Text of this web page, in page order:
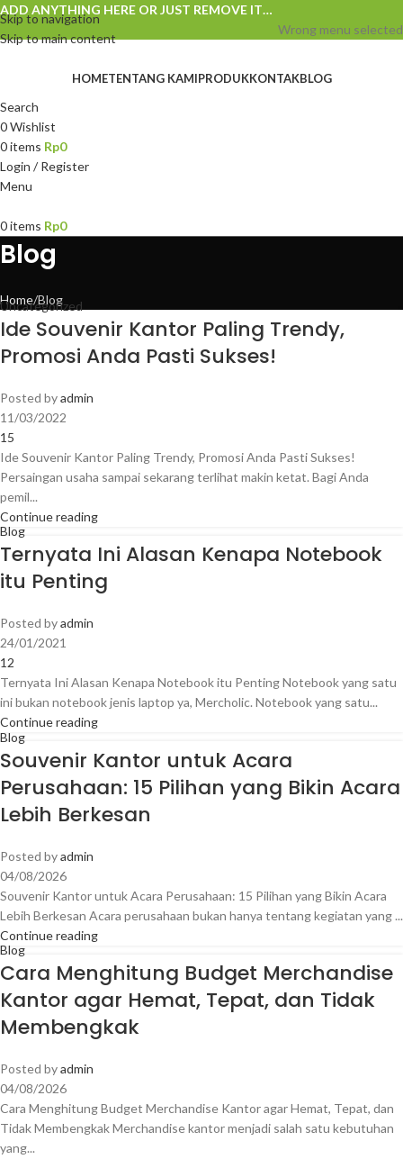
Skip to navigation
Skip to main content
ADD ANYTHING HERE OR JUST REMOVE IT…
Wrong menu selected
HOMETENTANG KAMIPRODUKKONTAKBLOG
Search
0Wishlist
0items Rp0
Login / Register
Menu
0items Rp0
Blog
Home Blog
Uncategorized
Ide Souvenir Kantor Paling Trendy,
Promosi Anda Pasti Sukses!
Posted byadmin
11/03/2022
15
Ide Souvenir Kantor Paling Trendy, Promosi Anda Pasti Sukses!
Persaingan usaha sampai sekarang terlihat makin ketat. Bagi Anda
pemil...
Continue reading
Blog
Ternyata Ini Alasan Kenapa Notebook
itu Penting
Posted byadmin
24/01/2021
12
Ternyata Ini Alasan Kenapa Notebook itu Penting Notebook yang satu
ini bukan notebook jenis laptop ya, Mercholic. Notebook yang satu...
Continue reading
Blog
Souvenir Kantor untuk Acara
Perusahaan: 15 Pilihan yang Bikin Acara
Lebih Berkesan
Posted byadmin
04/08/2026
Souvenir Kantor untuk Acara Perusahaan: 15 Pilihan yang Bikin Acara
Lebih Berkesan Acara perusahaan bukan hanya tentang kegiatan yang ...
Continue reading
Blog
Cara Menghitung Budget Merchandise
Kantor agar Hemat, Tepat, dan Tidak
Membengkak
Posted byadmin
04/08/2026
Cara Menghitung Budget Merchandise Kantor agar Hemat, Tepat, dan
Tidak Membengkak Merchandise kantor menjadi salah satu kebutuhan
yang...